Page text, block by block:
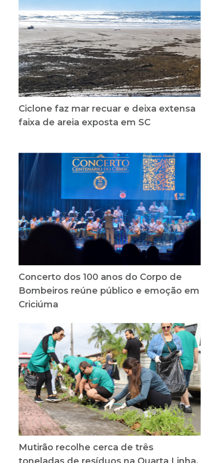
Ciclone faz mar recuar e deixa extensa
faixa de areia exposta em SC
Concerto dos 100 anos do Corpo de
Bombeiros reúne público e emoção em
Criciúma
Mutirão recolhe cerca de três